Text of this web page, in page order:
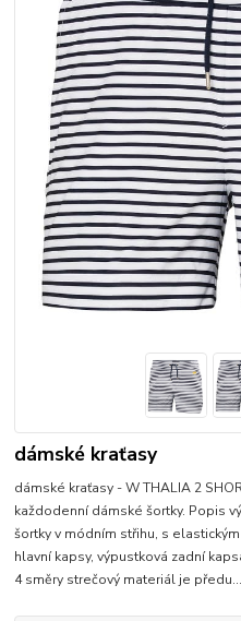
dámské kraťasy
dámské kraťasy - W THALIA 2
každodenní dámské šortky. Popis
šortky v módním střihu, s
hlavní kapsy, výpustková zadní
4 směry strečový materiál je předu...